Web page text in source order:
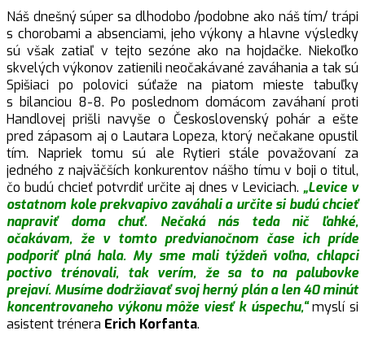
Náš dnešný súper sa dlhodobo /podobne ako náš tím/ trápi
s chorobami a absenciami, jeho výkony a hlavne výsledky
sú však zatiaľ v tejto sezóne ako na hojdačke. Niekoľko
skvelých výkonov zatienili neočakávané zaváhania a tak sú
Spišiaci po polovici súťaže na piatom mieste tabuľky
s bilanciou 8-8. Po poslednom domácom zaváhaní proti
Handlovej prišli navyše o Československý pohár a ešte
pred zápasom aj o Lautara Lopeza, ktorý nečakane opustil
tím. Napriek tomu sú ale Rytieri stále považovaní za
jedného z najväčších konkurentov nášho tímu v boji o titul,
čo budú chcieť potvrdiť určite aj dnes v Leviciach. „Levice v
ostatnom kole prekvapivo zaváhali a určite si budú chcieť
napraviť doma chuť. Nečaká nás teda nič ľahké,
očakávam, že v tomto predvianočnom čase ich príde
podporiť plná hala. My sme mali týždeň voľna, chlapci
poctivo trénovali, tak verím, že sa to na palubovke
prejaví. Musíme dodržiavať svoj herný plán a len 40 minút
koncentrovaneho výkonu môže viesť k úspechu,“myslí si
asistent trénera Erich Korfanta.